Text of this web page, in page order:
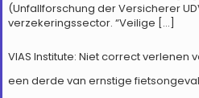
(Unfallforschung der Versicherer
verzekeringssector. “Veilige […]
VIAS Institute: Niet correct verlenen
een derde van ernstige